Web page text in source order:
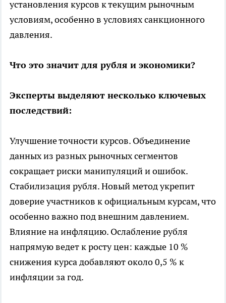
установления курсов к текущим рыночным
условиям, особенно в условиях санкционного
давления.
Что это значит для рубля и экономики?
Эксперты выделяют несколько ключевых
последствий:
Улучшение точности курсов. Объединение
данных из разных рыночных сегментов
сокращает риски манипуляций и ошибок.
Стабилизация рубля. Новый метод укрепит
доверие участников к официальным курсам, что
особенно важно под внешним давлением.
Влияние на инфляцию. Ослабление рубля
напрямую ведет к росту цен: каждые 10 %
снижения курса добавляют около 0,5 % к
инфляции за год.